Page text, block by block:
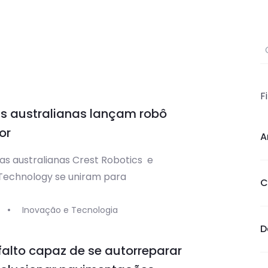
australianas lançam robô
australianas Crest Robotics e
se uniram para
de paredes, uma das etapas mais
, é capaz de erguer
velocidade equivalente ao
Inovação e Tecnologia
capaz de se autorreparar